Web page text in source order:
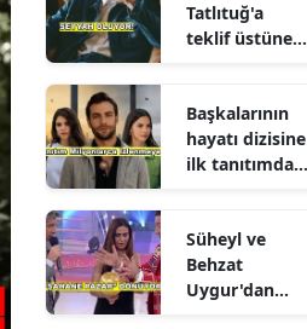
Tatlıtuğ'a
teklif üstüne
Başkalarının
hayatı dizisine
ilk tanıtımdan
Süheyl ve
Behzat
Uygur'dan